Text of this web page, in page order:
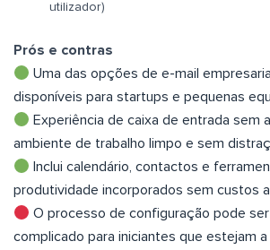
utilizador)
Prós e contras
Uma das opções de e-mail
disponíveis para startups e pequenas
Experiência de caixa de entrada sem
ambiente de trabalho limpo e sem
Inclui calendário, contactos e
produtividade incorporados sem custos
O processo de configuração pode
complicado para iniciantes que estejam